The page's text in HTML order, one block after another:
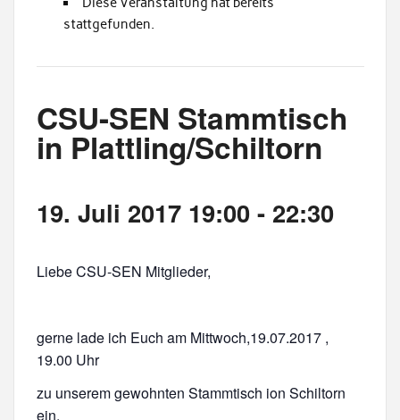
stattgefunden.
CSU-SEN Stammtisch
in Plattling/Schiltorn
19. Juli 2017 19:00- 22:30
Liebe CSU-SEN Mitglieder,
gerne lade ich Euch am Mittwoch,19.07.2017 ,
19.00 Uhr
zu unserem gewohnten Stammtisch ion Schiltorn
ein.